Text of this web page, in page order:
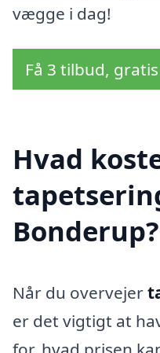
vægge i dag!
Få 3 tilbud,
Hvad
Bonderup?
Når du overvejer
er det vigtigt at